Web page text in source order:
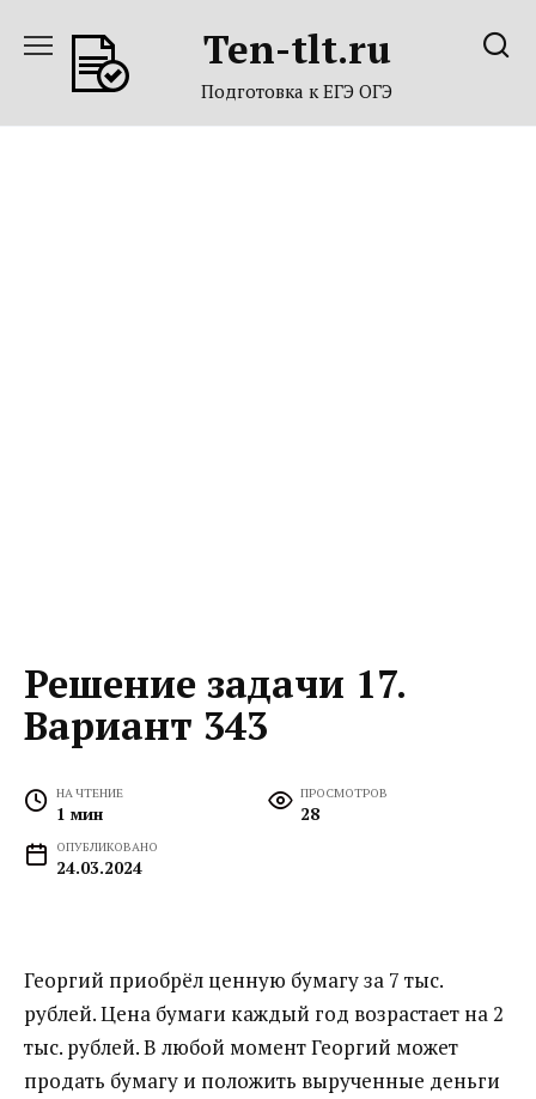
содержанию
Ten-tlt.ru
Подготовка к ЕГЭ ОГЭ
Решение задачи 17.
Вариант 343
НА ЧТЕНИЕ
1 мин
ПРОСМОТРОВ
28
ОПУБЛИКОВАНО
24.03.2024
Георгий приобрёл ценную бумагу за 7 тыс.
рублей. Цена бумаги каждый год возрастает на 2
тыс. рублей. В любой момент Георгий может
продать бумагу и положить вырученные деньги